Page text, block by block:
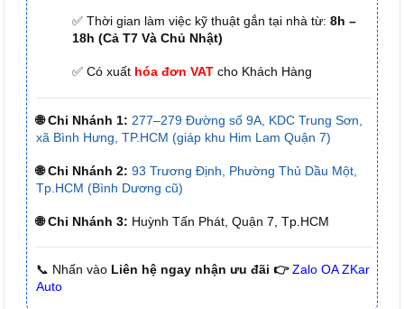
✅ Thời gian làm việc kỹ thuật gắn tại nhà từ: 8h –
18h (Cả T7 Và Chủ Nhật)
✅ Có xuất hóa đơn VAT cho Khách Hàng
🌐 Chi Nhánh 1: 277–279 Đường số 9A, KDC Trung Sơn,
xã Bình Hưng, TP.HCM (giáp khu Him Lam Quận 7)
🌐 Chi Nhánh 2: 93 Trương Định, Phường Thủ Dầu Một,
Tp.HCM (Bình Dương cũ)
🌐 Chi Nhánh 3: Huỳnh Tấn Phát, Quận 7, Tp.HCM
📞 Nhấn vào Liên hệ ngay nhận ưu đãi 👉 Zalo OA ZKar
Auto